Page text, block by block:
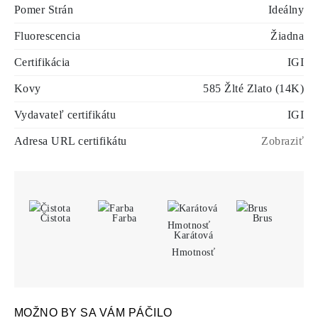
Pomer Strán Ideálny
Fluorescencia Žiadna
Certifikácia IGI
Kovy 585 Žlté Zlato (14K)
Vydavateľ certifikátu IGI
Adresa URL certifikátu Zobraziť
Čistota
Farba
Karátová
Hmotnosť
Brus
MOŽNO BY SA VÁM PÁČILO